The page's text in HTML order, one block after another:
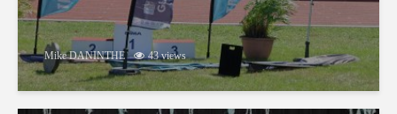
Mike DANINTHE 43 views